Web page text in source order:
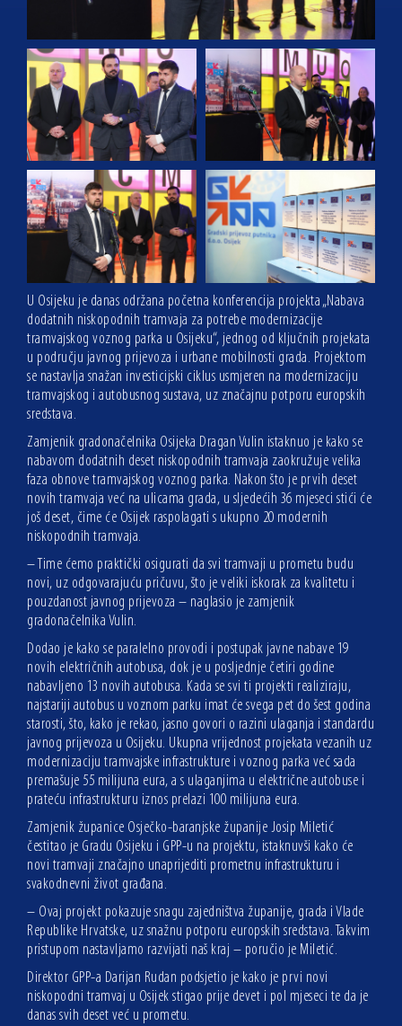
U Osijeku je danas održana početna konferencija projekta „Nabava
dodatnih niskopodnih tramvaja za potrebe modernizacije
tramvajskog voznog parka u Osijeku“, jednog od ključnih projekata
u području javnog prijevoza i urbane mobilnosti grada. Projektom
se nastavlja snažan investicijski ciklus usmjeren na modernizaciju
tramvajskog i autobusnog sustava, uz značajnu potporu europskih
sredstava.
Zamjenik gradonačelnika Osijeka Dragan Vulin istaknuo je kako se
nabavom dodatnih deset niskopodnih tramvaja zaokružuje velika
faza obnove tramvajskog voznog parka. Nakon što je prvih deset
novih tramvaja već na ulicama grada, u sljedećih 36 mjeseci stići će
još deset, čime će Osijek raspolagati s ukupno 20 modernih
niskopodnih tramvaja.
– Time ćemo praktički osigurati da svi tramvaji u prometu budu
novi, uz odgovarajuću pričuvu, što je veliki iskorak za kvalitetu i
pouzdanost javnog prijevoza – naglasio je zamjenik
gradonačelnika Vulin.
Dodao je kako se paralelno provodi i postupak javne nabave 19
novih električnih autobusa, dok je u posljednje četiri godine
nabavljeno 13 novih autobusa. Kada se svi ti projekti realiziraju,
najstariji autobus u voznom parku imat će svega pet do šest godina
starosti, što, kako je rekao, jasno govori o razini ulaganja i standardu
javnog prijevoza u Osijeku. Ukupna vrijednost projekata vezanih uz
modernizaciju tramvajske infrastrukture i voznog parka već sada
premašuje 55 milijuna eura, a s ulaganjima u električne autobuse i
prateću infrastrukturu iznos prelazi 100 milijuna eura.
Zamjenik županice Osječko-baranjske županije Josip Miletić
čestitao je Gradu Osijeku i GPP-u na projektu, istaknuvši kako će
novi tramvaji značajno unaprijediti prometnu infrastrukturu i
svakodnevni život građana.
– Ovaj projekt pokazuje snagu zajedništva županije, grada i Vlade
Republike Hrvatske, uz snažnu potporu europskih sredstava. Takvim
pristupom nastavljamo razvijati naš kraj – poručio je Miletić.
Direktor GPP-a Darijan Rudan podsjetio je kako je prvi novi
niskopodni tramvaj u Osijek stigao prije devet i pol mjeseci te da je
danas svih deset već u prometu.